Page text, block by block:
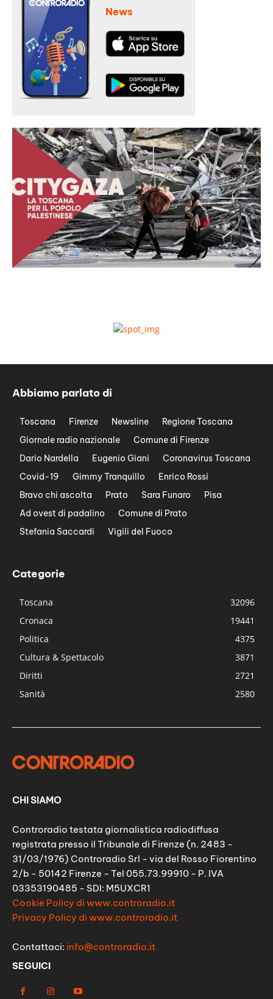
News
Abbiamo parlato di
Toscana Firenze Newsline
Regione Toscana
Giornale radio nazionale
Comune di Firenze
Dario Nardella
Eugenio Giani
Coronavirus Toscana
Covid-19
Gimmy Tranquillo
Enrico Rossi
Bravo chi ascolta
Prato Sara Funaro
Pisa
Ad ovest di padalino
Comune di Prato
Stefania Saccardi
Vigili del Fuoco
Categorie
Toscana
32096
Cronaca
19441
Politica
4375
Cultura & Spettacolo
3871
Diritti
2721
Sanità
2580
CHI SIAMO
Controradio testata giornalistica radiodiffusa
registrata presso il Tribunale di Firenze (n. 2483 -
31/03/1976) Controradio Srl - via del Rosso Fiorentino
2/b - 50142 Firenze - Tel 055.73.99910 - P. IVA
03353190485 - SDI: M5UXCR1
Cookie Policy di www.controradio.it
Privacy Policy di www.controradio.it
Contattaci: info@controradio.it
SEGUICI